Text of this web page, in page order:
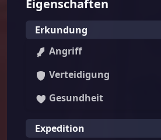
Eigenschaften
Erkundung
Angriff
Verteidigung
Gesundheit
Expedition